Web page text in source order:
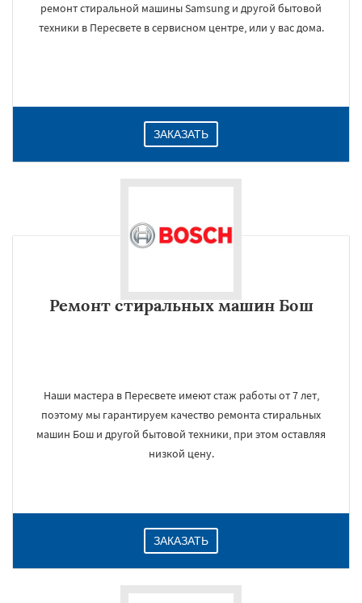
ремонт стиральной машины Samsung и другой бытовой
техники в Пересвете в сервисном центре, или у вас дома.
ЗАКАЗАТЬ
Ремонт стиральных машин Бош
Наши мастера в Пересвете имеют стаж работы от 7 лет,
поэтому мы гарантируем качество ремонта стиральных
машин Бош и другой бытовой техники, при этом оставляя
низкой цену.
ЗАКАЗАТЬ